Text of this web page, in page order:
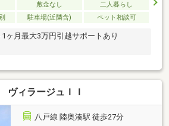
敷金なし
二人暮らし
駐車場(近隣含) ペット相談可
ヶ月最大3万円引越サポートあり
ヴィラージュＩＩ
八戸線 陸奥湊駅 徒歩27分